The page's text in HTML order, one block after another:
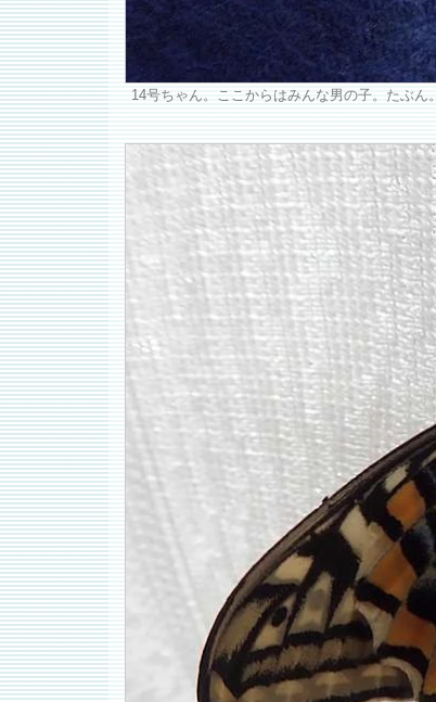
14号ちゃん。ここからはみんな男の子。たぶん。